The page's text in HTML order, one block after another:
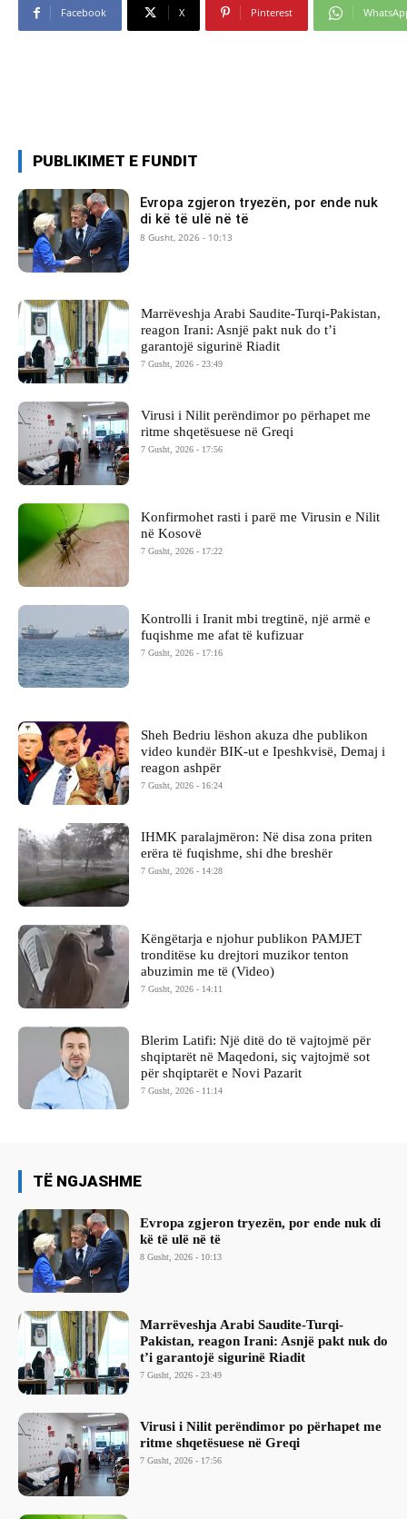
Facebook X Pinterest
PUBLIKIMET E FUNDIT
Evropa zgjeron tryezën, por ende nuk
di kë të ulë në të
8 Gusht, 2026 - 10:13
Marrëveshja Arabi Saudite-Turqi-Pakistan,
reagon Irani: Asnjë pakt nuk do t’i
garantojë sigurinë Riadit
7 Gusht, 2026 - 23:49
Virusi i Nilit perëndimor po përhapet me
ritme shqetësuese në Greqi
7 Gusht, 2026 - 17:56
Konfirmohet rasti i parë me Virusin e Nilit
në Kosovë
7 Gusht, 2026 - 17:22
Kontrolli i Iranit mbi tregtinë, një armë e
fuqishme me afat të kufizuar
7 Gusht, 2026 - 17:16
Sheh Bedriu lëshon akuza dhe publikon
video kundër BIK-ut e Ipeshkvisë, Demaj i
reagon ashpër
7 Gusht, 2026 - 16:24
IHMK paralajmëron: Në disa zona priten
erëra të fuqishme, shi dhe breshër
7 Gusht, 2026 - 14:28
Këngëtarja e njohur publikon PAMJET
tronditëse ku drejtori muzikor tenton
abuzimin me të (Video)
7 Gusht, 2026 - 14:11
Blerim Latifi: Një ditë do të vajtojmë për
shqiptarët në Maqedoni, siç vajtojmë sot
për shqiptarët e Novi Pazarit
7 Gusht, 2026 - 11:14
TË NGJASHME
Evropa zgjeron tryezën, por ende nuk di
kë të ulë në të
8 Gusht, 2026 - 10:13
Marrëveshja Arabi Saudite-Turqi-
Pakistan, reagon Irani: Asnjë pakt nuk do
t’i garantojë sigurinë Riadit
7 Gusht, 2026 - 23:49
Virusi i Nilit perëndimor po përhapet me
ritme shqetësuese në Greqi
7 Gusht, 2026 - 17:56